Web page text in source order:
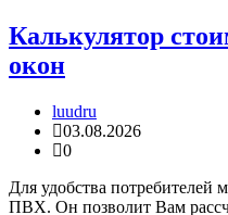
Калькулятор
окон
luudru
03.08.2026
0
Для удобства потребителей
ПВХ. Он позволит Вам